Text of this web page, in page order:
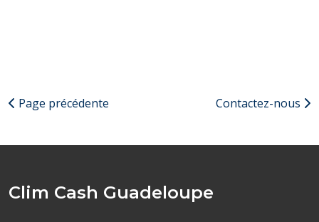
Page précédente Contactez-nous
Clim Cash Guadeloupe